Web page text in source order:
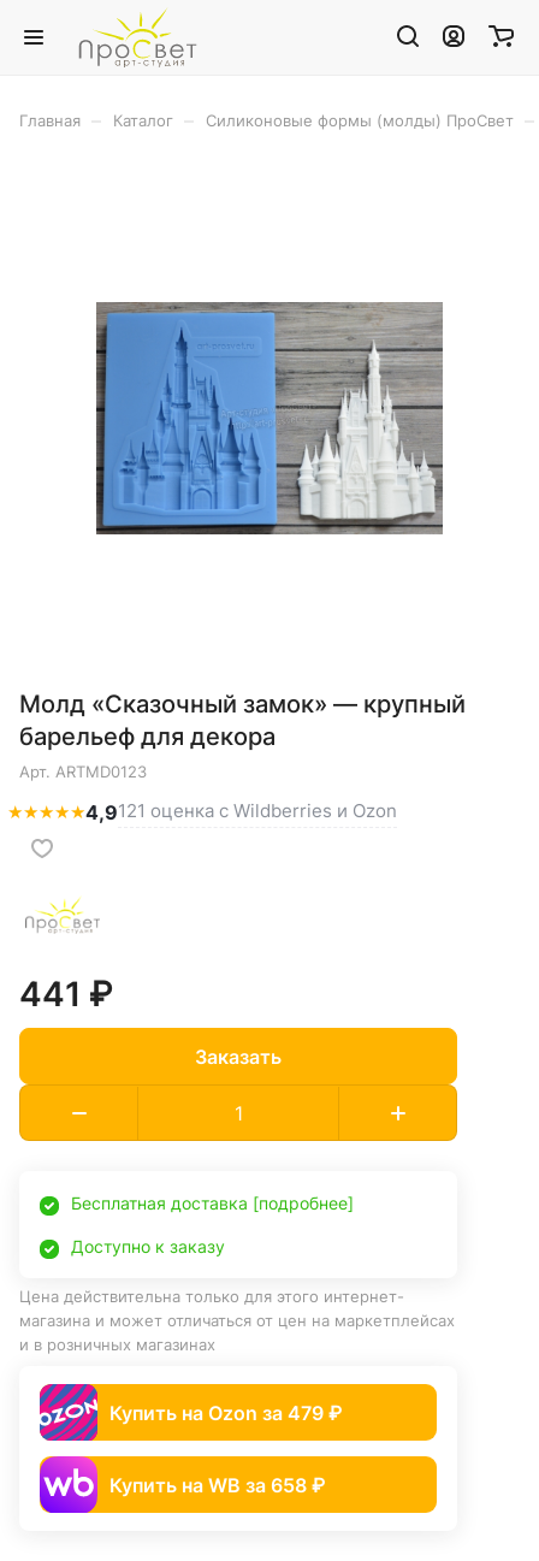
Главная Каталог Силиконовые формы (молды) ПроСвет
Молд «Сказочный замок» — крупный
барельеф для декора
Арт. ARTMD0123
★★★★★4,9121 оценка с Wildberries и Ozon
441 ₽
Заказать
Бесплатная доставка [подробнее]
Доступно к заказу
Цена действительна только для этого интернет-
магазина и может отличаться от цен на маркетплейсах
и в розничных магазинах
Купить на Ozon за 479 ₽
Купить на WB за 658 ₽